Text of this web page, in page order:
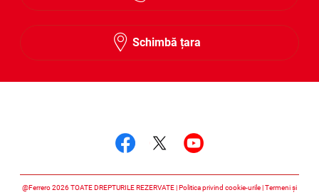
Schimbă țara
@Ferrero 2026 TOATE DREPTURILE REZERVATE Politica privind cookie-urile Termeni și